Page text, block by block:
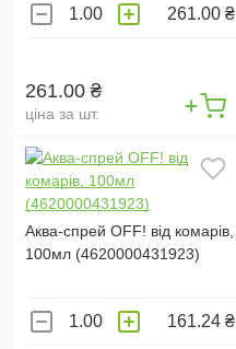
261.00 ₴
261.00 ₴
ціна за шт.
Аква-спрей OFF! від комарів,
100мл (4620000431923)
161.24 ₴